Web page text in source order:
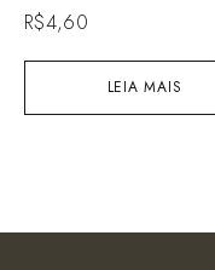
LEIA MAIS
R$4,60